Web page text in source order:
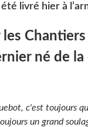
livré hier à
né de
c'est toujours
un grand